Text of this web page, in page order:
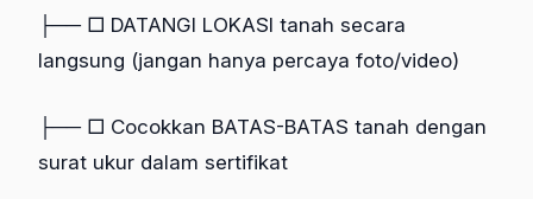
├── □ DATANGI LOKASI tanah secara
langsung (jangan hanya percaya foto/video)
├── □ Cocokkan BATAS-BATAS tanah dengan
surat ukur dalam sertifikat